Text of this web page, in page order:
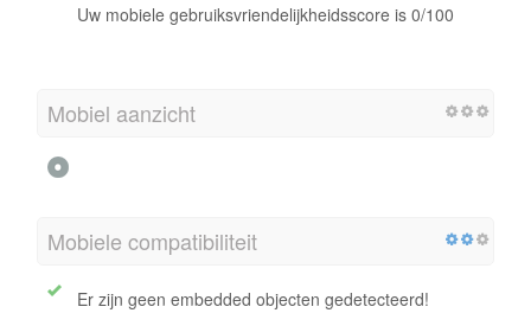
Uw mobiele gebruiksvriendelijkheidsscore is 0/100
Mobiel aanzicht
Mobiele compatibiliteit
Er zijn geen embedded objecten gedetecteerd!